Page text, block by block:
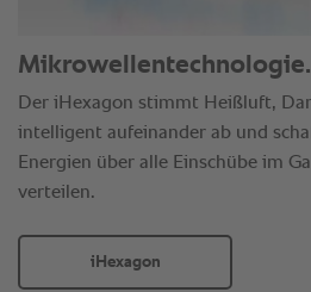
Mikrowellentechnologie.
Der iHexagon stimmt Heißluft,
intelligent aufeinander ab und
Energien über alle Einschübe im
verteilen.
iHexagon